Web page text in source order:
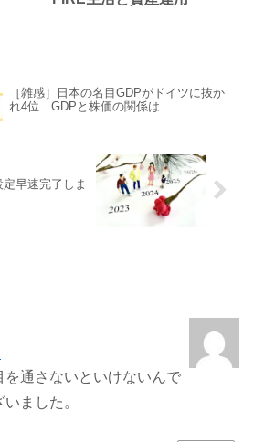
［雑感］日本の名目GDPがドイツに抜か
れ4位 GDPと株価の関係は
定早速完了しま
通さないといけないんで
ました。